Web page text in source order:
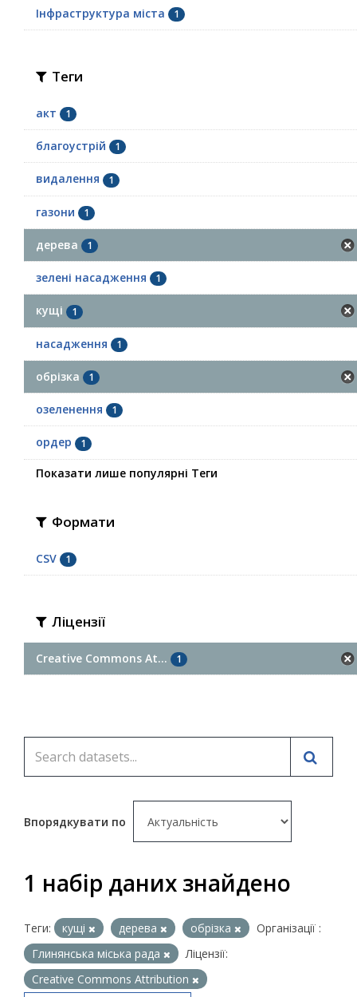
Інфраструктура міста 1
Теги
акт 1
благоустрій 1
видалення 1
газони 1
дерева 1
зелені насадження 1
кущі 1
насадження 1
обрізка 1
озеленення 1
ордер 1
Показати лише популярні Теги
Формати
CSV 1
Ліцензії
Creative Commons At... 1
Впорядкувати по
1 набір даних знайдено
Теги: кущі дерева обрізка
Організації :
Глинянська міська рада
Ліцензії:
Creative Commons Attribution